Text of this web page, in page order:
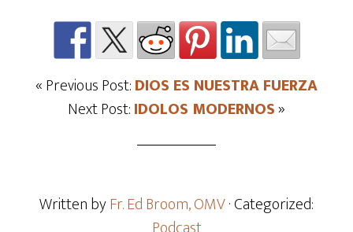
« Previous Post:DIOS ES NUESTRA FUERZA
Next Post:IDOLOS MODERNOS»
Written byFr. Ed Broom, OMV· Categorized: